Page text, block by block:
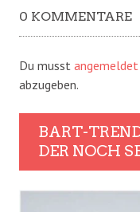
0 KOMMENTARE
Du musst angemeldet
abzugeben.
BART-
DER NOCH